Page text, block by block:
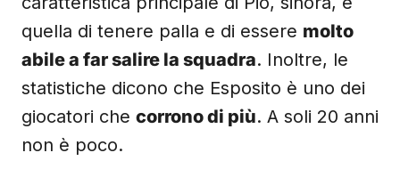
caratteristica principale di Pio, sinora, è
quella di tenere palla e di essere molto
abile a far salire la squadra. Inoltre, le
statistiche dicono che Esposito è uno dei
giocatori che corrono di più. A soli 20 anni
non è poco.